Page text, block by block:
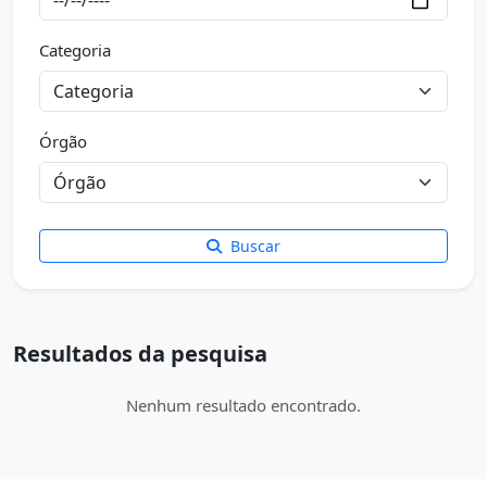
Categoria
Órgão
Buscar
Resultados da pesquisa
Nenhum resultado encontrado.